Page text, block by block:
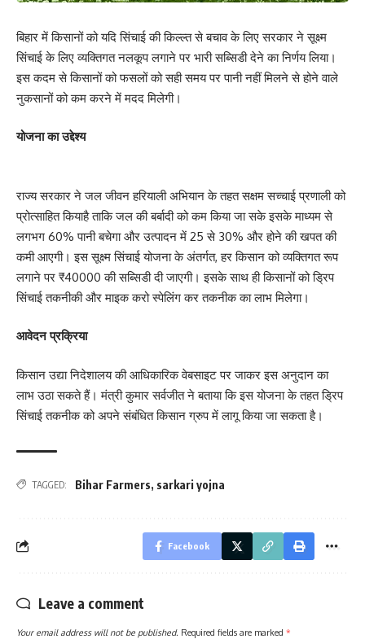
बिहार में किसानों को यदि सिंचाई की किल्ल्त से बचाव के लिए सरकार ने सूक्ष्म
सिंचाई के लिए व्यक्तिगत नलकूप लगाने पर भारी सब्सिडी देने का निर्णय लिया।
इस कदम से किसानों को फसलों को सही समय पर पानी नहीं मिलने से होने वाले
नुकसानों को कम करने में मदद मिलेगी।
योजना का उद्देश्य
राज्य सरकार ने जल जीवन हरियाली अभियान के तहत सक्षम सच्चाई प्रणाली को
प्रोत्साहित कियाहै ताकि जल की बर्बादी को कम किया जा सके इसके माध्यम से
लगभग 60% पानी बचेगा और उत्पादन में 25 से 30% और होने की खपत की
कमी आएगी। इस सूक्ष्म सिंचाई योजना के अंतर्गत, हर किसान को व्यक्तिगत रूप
लगाने पर ₹40000 की सब्सिडी दी जाएगी। इसके साथ ही किसानों को ड्रिप
सिंचाई तकनीकी और माइक करो स्पेलिंग कर तकनीक का लाभ मिलेगा।
आवेदन प्रक्रिया
किसान उद्या निदेशालय की आधिकारिक वेबसाइट पर जाकर इस अनुदान का
लाभ उठा सकते हैं। मंत्री कुमार सर्वजीत ने बताया कि इस योजना के तहत ड्रिप
सिंचाई तकनीक को अपने संबंधित किसान ग्रुप में लागू किया जा सकता है।
TAGGED: Bihar Farmers, sarkari yojna
Facebook
Leave a comment
Your email address will not be published. Required fields are marked *